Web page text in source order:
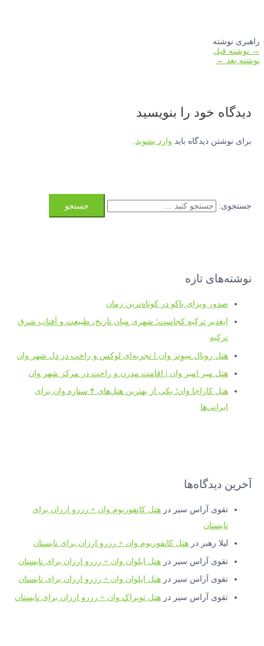
راهبری نوشته
→ نوشته قبل
نوشته بعد ←
دیدگاه‌ خود را بنویسید
برای نوشتن دیدگاه باید وارد بشوید
جستجوی:
نوشته‌های تازه
صدور ویزای باکو در کوتاه‌ترین زمان
ایغدیر ترکیه کجاست؛ شهری میان تاریخ، طبیعت و آفتاب شرق
ترکیه
هتل رویال سِوِنز وان l تجربه‌ای لوکس و راحت در دل شهر وان
هتل میر امیر وان | اقامت مدرن و راحت در مرکز شهر وان
هتل کاراجا وان؛ یکی از بهترین هتل‌های ۴ ستاره وان برای
ایرانی‌ها
آخرین دیدگاه‌ها
تقوی آراس سیر درهتل کانفوریوم وان + رزرو ارزان برای
تابستان
لیلا رهبر درهتل کانفوریوم وان + رزرو ارزان برای تابستان
تقوی آراس سیر درهتل ایلوان وان + رزرو ارزان برای تابستان
تقوی آراس سیر درهتل ایلوان وان + رزرو ارزان برای تابستان
تقوی آراس سیر درهتل توپراک وان + رزرو ارزان برای تابستان